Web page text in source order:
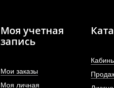
Моя учетная
запись
Мои заказы
Моя личная